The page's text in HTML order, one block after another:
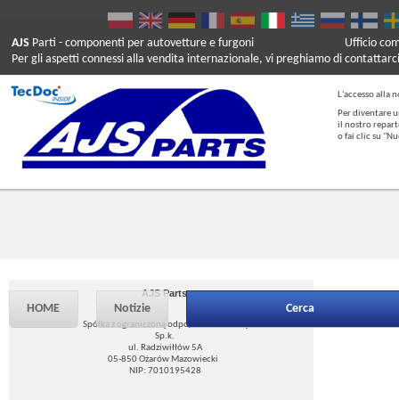
AJS Parti - componenti per autovetture e furgoni
Per gli aspetti connessi alla vendita internazionale, vi preghiamo di
Ufficio
L'accesso alla
Per diventare
il nostro
o fai clic su
HOME Notizie Cerca
AJS Parts
Spółka z ograniczoną odpowiedzialnością
Sp.k.
ul. Radziwiłłów 5A
05-850 Ożarów Mazowiecki
NIP: 7010195428